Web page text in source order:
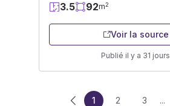
3.5 92m2
Voir la source
Publié il y a 31 jours
1 2 3 ...